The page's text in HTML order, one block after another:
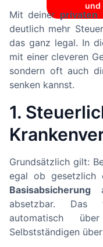
und
Mit deiner privaten
deutlich mehr
das ganz legal. In
mit einer cleveren
sondern oft auch
senken kannst.
1.
Grundsätzlich gilt:
egal ob
Basisabsicherung
absetzbar. Das
automatisch
Selbstständigen